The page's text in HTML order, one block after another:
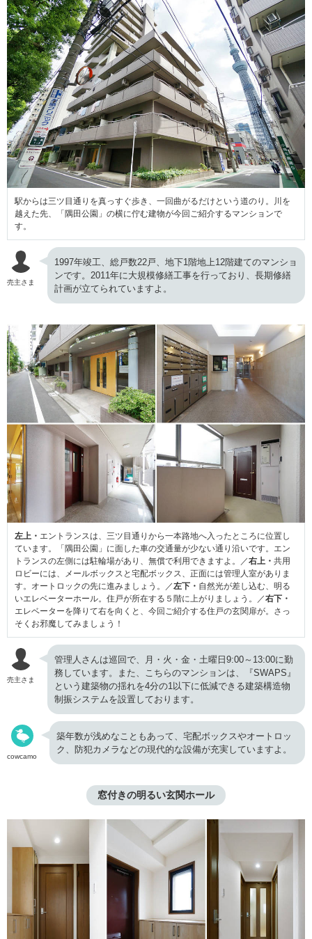
駅からは三ツ目通りを真っすぐ歩き、一回曲がるだけという道のり。川を
越えた先、「隅田公園」の横に佇む建物が今回ご紹介するマンションで
す。
売主さま
1997年竣工、総戸数22戸、地下1階地上12階建てのマンショ
ンです。2011年に大規模修繕工事を行っており、長期修繕
計画が立てられていますよ。
左上・ エントランスは、三ツ目通りから一本路地へ入ったところに位置し
ています。「隅田公園」に面した車の交通量が少ない通り沿いです。エン
トランスの左側には駐輪場があり、無償で利用できますよ。／右上・ 共用
ロビーには、メールボックスと宅配ボックス、正面には管理人室がありま
す。オートロックの先に進みましょう。／左下・ 自然光が差し込む、明る
いエレベーターホール。住戸が所在する５階に上がりましょう。／右下・
エレベーターを降りて右を向くと、今回ご紹介する住戸の玄関扉が。さっ
そくお邪魔してみましょう！
売主さま
管理人さんは巡回で、月・火・金・土曜日9:00～13:00に勤
務しています。また、こちらのマンションは、『SWAPS』
という建築物の揺れを4分の1以下に低減できる建築構造物
制振システムを設置しております。
cowcamo
築年数が浅めなこともあって、宅配ボックスやオートロッ
ク、防犯カメラなどの現代的な設備が充実していますよ。
窓付きの明るい玄関ホール